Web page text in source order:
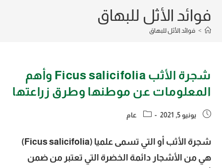
فوائد الأثل للبهاق
> فوائد الأثل للبهاق
شجرة الأثب Ficus salicifolia وأهم
المعلومات عن موطنها وطرق زراعتها
Post
يونيو 5, 2021
Post
عام
شجرة الأثب أو التي تسمى علميا (Ficus salicifolia)
هي من الأشجار دائمة الخضرة التي تعتبر من ضمن